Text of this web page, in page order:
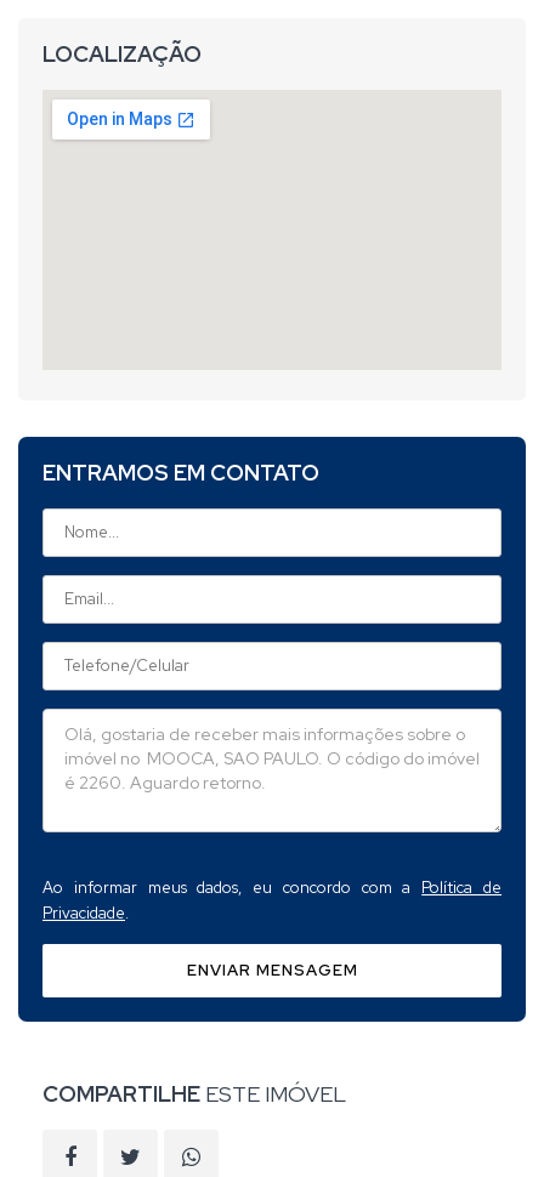
LOCALIZAÇÃO
ENTRAMOS EM CONTATO
Ao informar meus dados, eu concordo com a Política de
Privacidade.
ENVIAR MENSAGEM
COMPARTILHE ESTE IMÓVEL